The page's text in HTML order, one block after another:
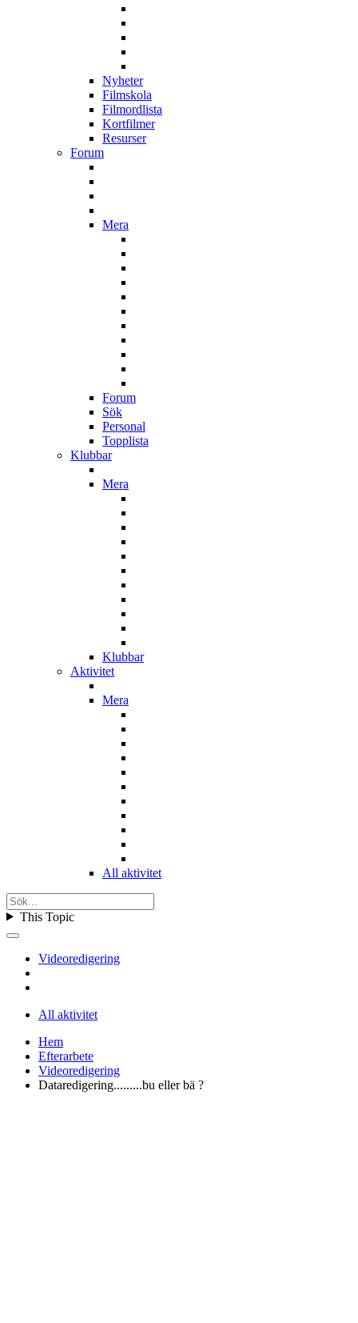
Nyheter
Filmskola
Filmordlista
Kortfilmer
Resurser
Forum
Mera
Forum
Sök
Personal
Topplista
Klubbar
Mera
Klubbar
Aktivitet
Mera
All aktivitet
This Topic
Videoredigering
All aktivitet
Hem
Efterarbete
Videoredigering
Dataredigering.........bu eller bä ?